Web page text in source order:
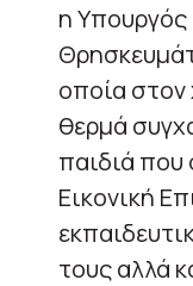
η Υπουργός
οποία στον
θερμά
παιδιά που
Εικονική
τους αλλά